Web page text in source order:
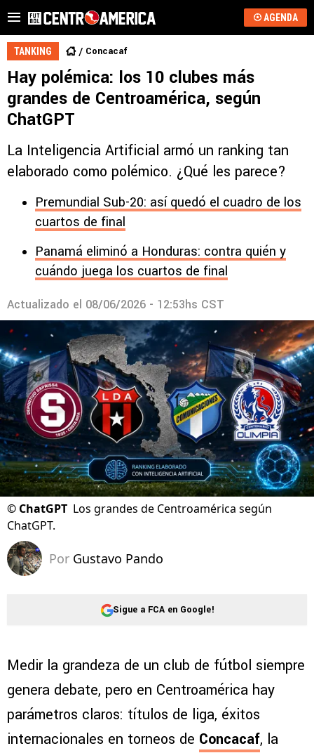
AGENDA
TANKING Concacaf
Hay polémica: los 10 clubes más
grandes de Centroamérica, según
ChatGPT
La Inteligencia Artificial armó un ranking tan
elaborado como polémico. ¿Qué les parece?
Premundial Sub-20: así quedó el cuadro de los
cuartos de final
Panamá eliminó a Honduras: contra quién y
cuándo juega los cuartos de final
Actualizado el 08/06/2026 - 12:53hs CST
© ChatGPT Los grandes de Centroamérica según
ChatGPT.
Por Gustavo Pando
Sigue a FCA en Google!
Medir la grandeza de un club de fútbol siempre
genera debate, pero en Centroamérica hay
parámetros claros: títulos de liga, éxitos
internacionales en torneos de Concacaf, la